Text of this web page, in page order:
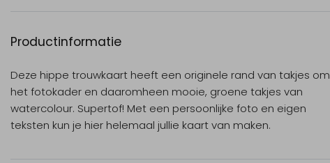
Productinformatie
Deze hippe trouwkaart heeft een originele rand van takjes om
het fotokader en daaromheen mooie, groene takjes van
watercolour. Supertof! Met een persoonlijke foto en eigen
teksten kun je hier helemaal jullie kaart van maken.